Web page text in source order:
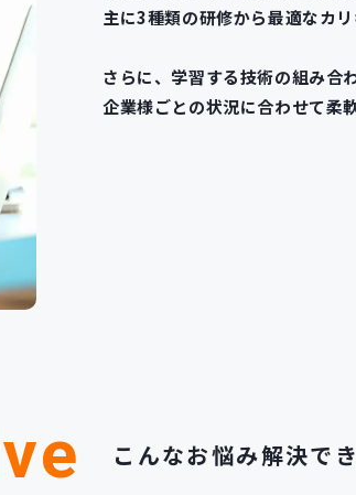
主に3種類の研修から最適なカ
さらに、学習する技術の組み合
企業様ごとの状況に合わせて柔
こんなお悩み解決で